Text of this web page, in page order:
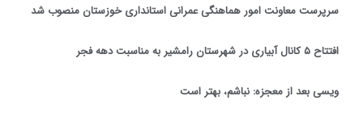
سرپرست معاونت امور هماهنگی عمرانی استانداری خوزستان منصوب شد
افتتاح ۵ کانال آبیاری در شهرستان رامشیر به مناسبت دهه فجر
ویسی بعد از معجزه: نباشم، بهتر است